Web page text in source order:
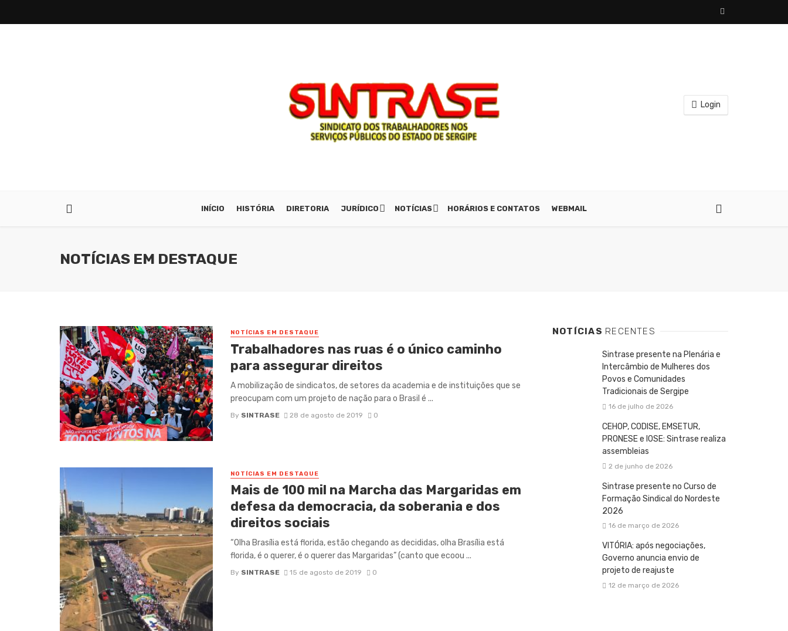
Login
INÍCIO HISTÓRIA DIRETORIA JURÍDICO NOTÍCIAS HORÁRIOS E CONTATOS WEBMAIL
NOTÍCIAS EM DESTAQUE
NOTÍCIAS EM DESTAQUE
Trabalhadores nas ruas é o único caminho
para assegurar direitos
A mobilização de sindicatos, de setores da academia e de instituições que se
preocupam com um projeto de nação para o Brasil é ...
By SINTRASE 28 de agosto de 2019 0
NOTÍCIAS EM DESTAQUE
Mais de 100 mil na Marcha das Margaridas em
defesa da democracia, da soberania e dos
direitos sociais
“Olha Brasília está florida, estão chegando as decididas, olha Brasília está
florida, é o querer, é o querer das Margaridas” (canto que ecoou ...
By SINTRASE 15 de agosto de 2019 0
NOTÍCIAS RECENTES
Sintrase presente na Plenária e
Intercâmbio de Mulheres dos
Povos e Comunidades
Tradicionais de Sergipe
16 de julho de 2026
CEHOP, CODISE, EMSETUR,
PRONESE e IOSE: Sintrase realiza
assembleias
2 de junho de 2026
Sintrase presente no Curso de
Formação Sindical do Nordeste
2026
16 de março de 2026
VITÓRIA: após negociações,
Governo anuncia envio de
projeto de reajuste
12 de março de 2026